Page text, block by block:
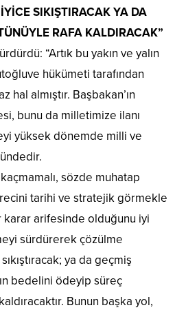
SIKIŞTIRACAK YA DA
RAFA KALDIRACAK”
“Artık bu yakın ve yalın
hükümeti tarafından
hal almıştır. Başbakan’ın
bunu da milletimize ilanı
yüksek dönemde milli ve
sözde muhatap
tarihi ve stratejik görmekle
karar arifesinde olduğunu iyi
sürdürerek çözülme
ya da geçmiş
bedelini ödeyip süreç
Bunun başka yol,